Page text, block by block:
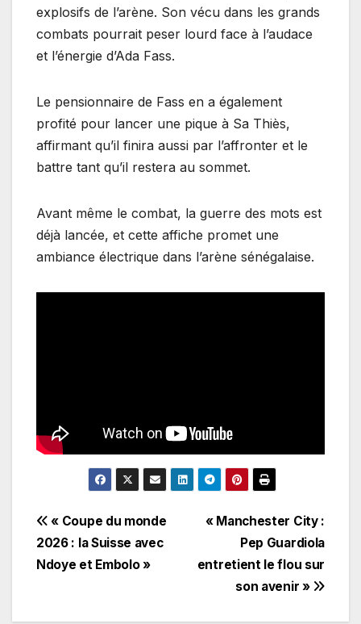
explosifs de l’arène. Son vécu dans les grands
combats pourrait peser lourd face à l’audace
et l’énergie d’Ada Fass.
Le pensionnaire de Fass en a également
profité pour lancer une pique à Sa Thiès,
affirmant qu’il finira aussi par l’affronter et le
battre tant qu’il restera au sommet.
Avant même le combat, la guerre des mots est
déjà lancée, et cette affiche promet une
ambiance électrique dans l’arène sénégalaise.
Navigation
de
« Manchester City :
Pep Guardiola
entretient le flou sur
son avenir »
« Coupe du monde
2026 : la Suisse avec
Ndoye et Embolo »